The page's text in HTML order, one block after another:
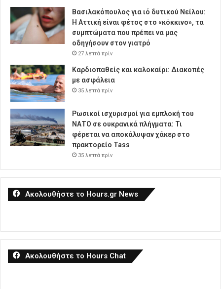
Βασιλακόπουλος για ιό δυτικού Νείλου:
Η Αττική είναι φέτος στο «κόκκινο», τα
συμπτώματα που πρέπει να μας
οδηγήσουν στον γιατρό
27 λεπτά πρίν
Καρδιοπαθείς και καλοκαίρι: Διακοπές
με ασφάλεια
35 λεπτά πρίν
Ρωσικοί ισχυρισμοί για εμπλοκή του
ΝΑΤΟ σε ουκρανικά πλήγματα: Τι
φέρεται να αποκάλυψαν χάκερ στο
πρακτορείο Tass
35 λεπτά πρίν
Ακολουθήστε το Hours.gr News
Ακολουθήστε το Hours Chat